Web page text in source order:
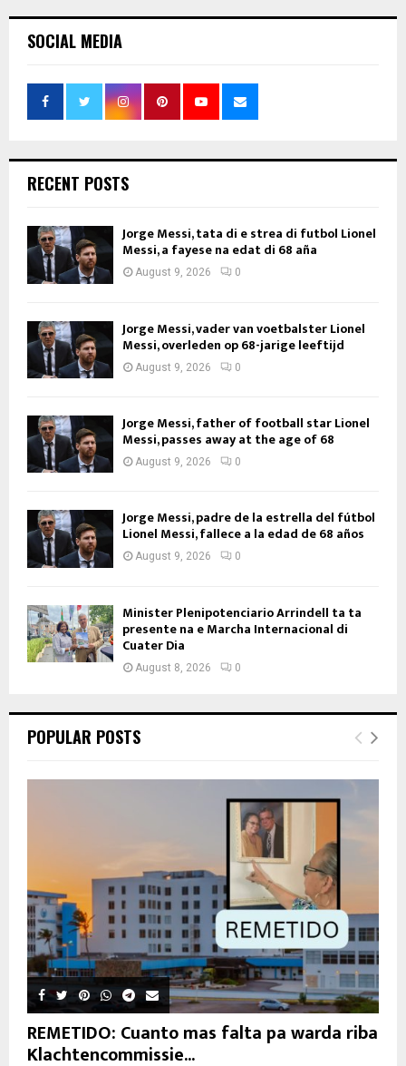
SOCIAL MEDIA
RECENT POSTS
Jorge Messi, tata di e strea di futbol Lionel
Messi, a fayese na edat di 68 aña
August 9, 2026 0
Jorge Messi, vader van voetbalster Lionel
Messi, overleden op 68-jarige leeftijd
August 9, 2026 0
Jorge Messi, father of football star Lionel
Messi, passes away at the age of 68
August 9, 2026 0
Jorge Messi, padre de la estrella del fútbol
Lionel Messi, fallece a la edad de 68 años
August 9, 2026 0
Minister Plenipotenciario Arrindell ta ta
presente na e Marcha Internacional di
Cuater Dia
August 8, 2026 0
POPULAR POSTS
REMETIDO: Cuanto mas falta pa warda riba
Klachtencommissie...